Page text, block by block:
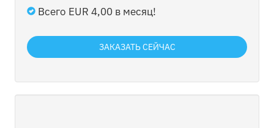
Всего EUR 4,00 в месяц!
ЗАКАЗАТЬ СЕЙЧАС